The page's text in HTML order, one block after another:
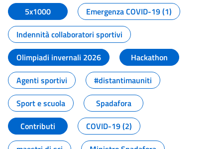
5x1000
Emergenza COVID-19 (1)
Indennità collaboratori sportivi
Olimpiadi invernali 2026
Hackathon
Agenti sportivi
#distantimauniti
Sport e scuola
Spadafora
Contributi
COVID-19 (2)